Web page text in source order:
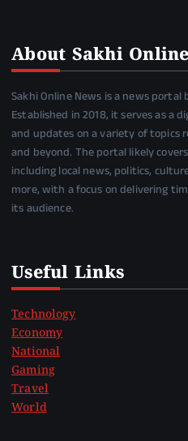
About Sakhi Online
Sakhi Online News is a news portal
Established in 2018, it serves as a
and updates on a variety of topics
and beyond. The portal likely
including local news, politics,
more, with a focus on delivering
its audience.
Useful Links
Technology
Economy
National
Gaming
Travel
World